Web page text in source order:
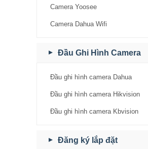
Camera Yoosee
Camera Dahua Wifi
Đầu Ghi Hình Camera
Đầu ghi hình camera Dahua
Đầu ghi hình camera Hikvision
Đầu ghi hình camera Kbvision
Đăng ký lắp đặt